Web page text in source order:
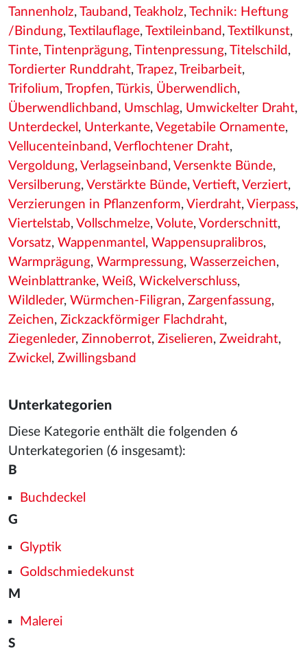
Tannenholz, Tauband , Teakholz, Technik: Heftung
/Bindung, Textilauflage, Textileinband , Textilkunst,
Tinte, Tintenprägung, Tintenpressung, Titelschild ,
Tordierter Runddraht, Trapez, Treibarbeit,
Trifolium, Tropfen, Türkis, Überwendlich,
Überwendlichband , Umschlag, Umwickelter Draht,
Unterdeckel , Unterkante, Vegetabile Ornamente,
Vellucenteinband , Verflochtener Draht,
Vergoldung, Verlagseinband , Versenkte Bünde,
Versilberung, Verstärkte Bünde, Vertieft, Verziert,
Verzierungen in Pflanzenform, Vierdraht, Vierpass,
Viertelstab, Vollschmelze, Volute, Vorderschnitt,
Vorsatz, Wappenmantel , Wappensupralibros,
Warmprägung, Warmpressung, Wasserzeichen,
Weinblattranke, Weiß, Wickelverschluss,
Wildleder, Würmchen-Filigran, Zargenfassung,
Zeichen, Zickzackförmiger Flachdraht,
Ziegenleder, Zinnoberrot, Ziselieren, Zweidraht,
Zwickel , Zwillingsband
Unterkategorien
Diese Kategorie enthält die folgenden 6
Unterkategorien (6 insgesamt):
B
Buchdeckel
G
Glyptik
Goldschmiedekunst
M
Malerei
S